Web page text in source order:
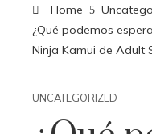
Home
¿Qué podemos
Ninja Kamui de Adult
UNCATEGORIZED